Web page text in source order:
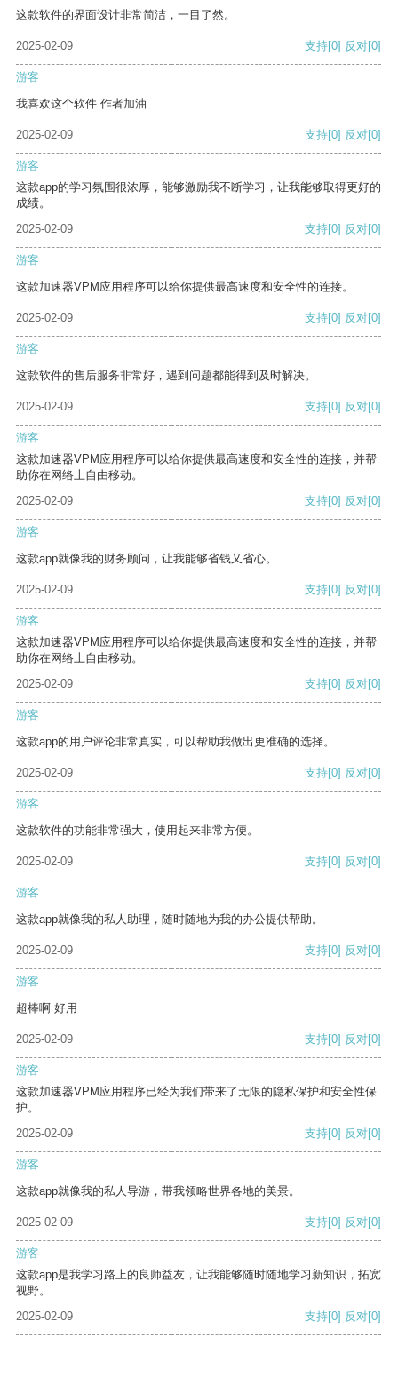
这款软件的界面设计非常简洁，一目了然。
2025-02-09 支持[0] 反对[0]
游客
我喜欢这个软件 作者加油
2025-02-09 支持[0] 反对[0]
游客
这款app的学习氛围很浓厚，能够激励我不断学习，让我能够取得更好的
成绩。
2025-02-09
支持[0] 反对[0]
游客
这款加速器VPM应用程序可以给你提供最高速度和安全性的连接。
2025-02-09 支持[0] 反对[0]
游客
这款软件的售后服务非常好，遇到问题都能得到及时解决。
2025-02-09 支持[0] 反对[0]
游客
这款加速器VPM应用程序可以给你提供最高速度和安全性的连接，并帮
助你在网络上自由移动。
2025-02-09
支持[0] 反对[0]
游客
这款app就像我的财务顾问，让我能够省钱又省心。
2025-02-09 支持[0] 反对[0]
游客
这款加速器VPM应用程序可以给你提供最高速度和安全性的连接，并帮
助你在网络上自由移动。
2025-02-09
支持[0] 反对[0]
游客
这款app的用户评论非常真实，可以帮助我做出更准确的选择。
2025-02-09 支持[0] 反对[0]
游客
这款软件的功能非常强大，使用起来非常方便。
2025-02-09 支持[0] 反对[0]
游客
这款app就像我的私人助理，随时随地为我的办公提供帮助。
2025-02-09 支持[0] 反对[0]
游客
超棒啊 好用
2025-02-09 支持[0] 反对[0]
游客
这款加速器VPM应用程序已经为我们带来了无限的隐私保护和安全性保
护。
2025-02-09
支持[0] 反对[0]
游客
这款app就像我的私人导游，带我领略世界各地的美景。
2025-02-09 支持[0] 反对[0]
游客
这款app是我学习路上的良师益友，让我能够随时随地学习新知识，拓宽
视野。
2025-02-09
支持[0] 反对[0]